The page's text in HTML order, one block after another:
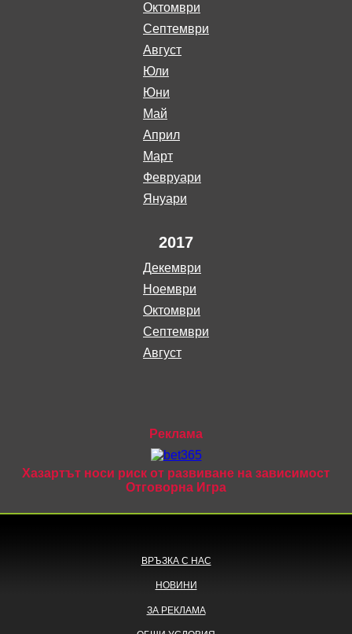
октомври
септември
август
юли
юни
май
април
март
февруари
януари
2017
декември
ноември
октомври
септември
август
Реклама
Хазартът носи риск от развиване на зависимост
Отговорна Игра
ВРЪЗКА С НАС
НОВИНИ
ЗА РЕКЛАМА